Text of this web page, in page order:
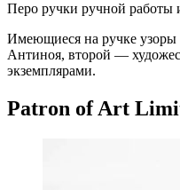
Перо ручки ручной работы
Имеющиеся на ручке узоры
Антиноя, второй —
экземплярами.
Patron of Art